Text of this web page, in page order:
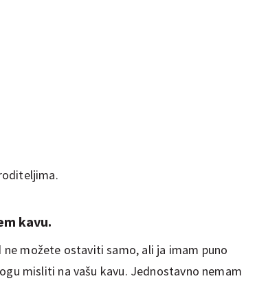
kavu.
možete ostaviti samo, ali ja imam puno
misliti na vašu kavu. Jednostavno nemam